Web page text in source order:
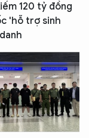
120 tỷ đồng
'hỗ trợ sinh